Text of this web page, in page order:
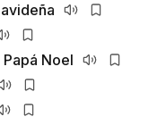
Noel